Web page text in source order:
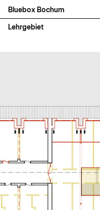
Bluebox Bochum
Lehrgebiet